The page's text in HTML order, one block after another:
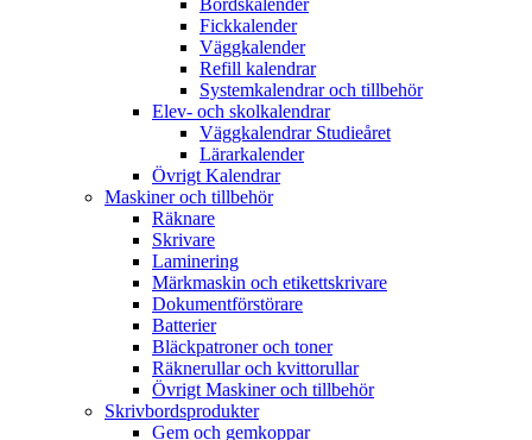
Bordskalender
Fickkalender
Väggkalender
Refill kalendrar
Systemkalendrar och tillbehör
Elev- och skolkalendrar
Väggkalendrar Studieåret
Lärarkalender
Övrigt Kalendrar
Maskiner och tillbehör
Räknare
Skrivare
Laminering
Märkmaskin och etikettskrivare
Dokumentförstörare
Batterier
Bläckpatroner och toner
Räknerullar och kvittorullar
Övrigt Maskiner och tillbehör
Skrivbordsprodukter
Gem och gemkoppar